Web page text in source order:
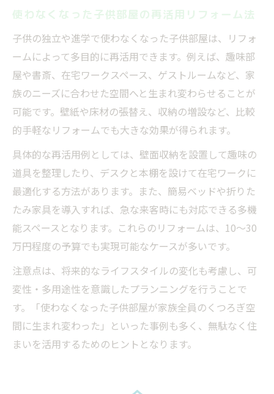
使わなくなった子供部屋の再活用リフォーム法
子供の独立や進学で使わなくなった子供部屋は、リフォ
ームによって多目的に再活用できます。例えば、趣味部
屋や書斎、在宅ワークスペース、ゲストルームなど、家
族のニーズに合わせた空間へと生まれ変わらせることが
可能です。壁紙や床材の張替え、収納の増設など、比較
的手軽なリフォームでも大きな効果が得られます。
具体的な再活用例としては、壁面収納を設置して趣味の
道具を整理したり、デスクと本棚を設けて在宅ワークに
最適化する方法があります。また、簡易ベッドや折りた
たみ家具を導入すれば、急な来客時にも対応できる多機
能スペースとなります。これらのリフォームは、10～30
万円程度の予算でも実現可能なケースが多いです。
注意点は、将来的なライフスタイルの変化も考慮し、可
変性・多用途性を意識したプランニングを行うことで
す。「使わなくなった子供部屋が家族全員のくつろぎ空
間に生まれ変わった」といった事例も多く、無駄なく住
まいを活用するためのヒントとなります。